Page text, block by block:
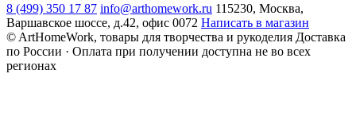
8 (499) 350 17 87 info@arthomework.ru 115230, Москва,
Варшавское шоссе, д.42, офис 0072 Написать в магазин
© ArtHomeWork, товары для творчества и рукоделия Доставка
по России · Оплата при получении доступна не во всех
регионах